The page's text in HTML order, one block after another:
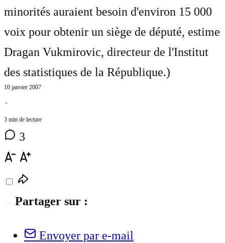
minorités auraient besoin d'environ 15 000
voix pour obtenir un siège de député, estime
Dragan Vukmirovic, directeur de l'Institut
des statistiques de la République.)
10 janvier 2007
⋅
3 min de lecture
3
Partager sur :
Envoyer par e-mail